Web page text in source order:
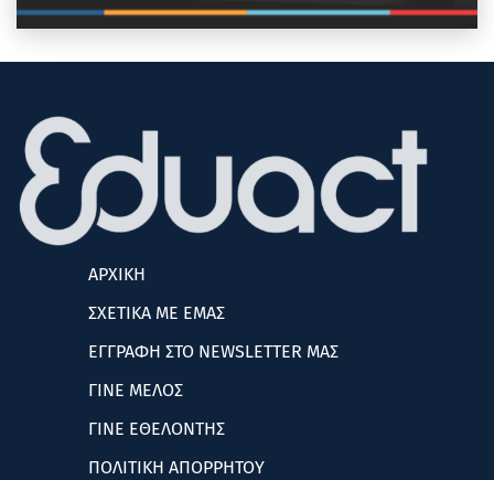
ΑΡΧΙΚΗ
ΣΧΕΤΙΚΑ ΜΕ ΕΜΑΣ
ΕΓΓΡΑΦΗ ΣΤΟ NEWSLETTER ΜΑΣ
ΓΙΝΕ ΜΕΛΟΣ
ΓΙΝΕ ΕΘΕΛΟΝΤΗΣ
ΠΟΛΙΤΙΚΗ ΑΠΟΡΡΗΤΟΥ